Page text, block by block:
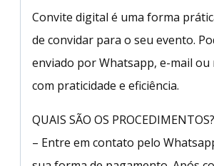
Convite digital é uma forma
de convidar para o seu evento.
enviado por Whatsapp, e-mail ou
com praticidade e eficiência.
QUAIS SÃO OS PROCEDIMENTOS?
– Entre em contato pelo